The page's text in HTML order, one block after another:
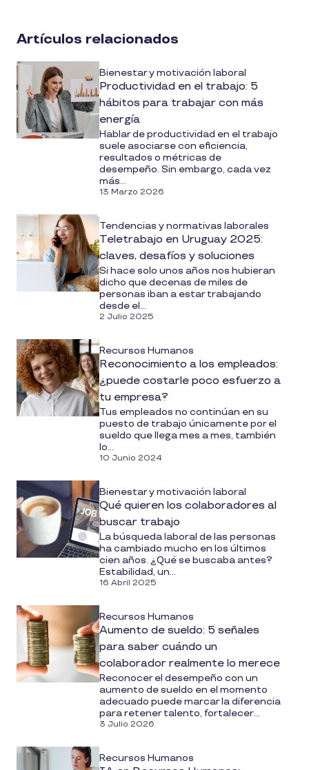
social
media
Artículos relacionados
Bienestar y motivación laboral
Productividad en el trabajo: 5
hábitos para trabajar con más
energía
Hablar de productividad en el trabajo
suele asociarse con eficiencia,
resultados o métricas de
desempeño. Sin embargo, cada vez
más...
13 Marzo 2026
Tendencias y normativas laborales
Teletrabajo en Uruguay 2025:
claves, desafíos y soluciones
Si hace solo unos años nos hubieran
dicho que decenas de miles de
personas iban a estar trabajando
desde el...
2 Julio 2025
Recursos Humanos
Reconocimiento a los empleados:
¿puede costarle poco esfuerzo a
tu empresa?
Tus empleados no continúan en su
puesto de trabajo únicamente por el
sueldo que llega mes a mes, también
lo...
10 Junio 2024
Bienestar y motivación laboral
Qué quieren los colaboradores al
buscar trabajo
La búsqueda laboral de las personas
ha cambiado mucho en los últimos
cien años. ¿Qué se buscaba antes?
Estabilidad, un...
16 Abril 2025
Recursos Humanos
Aumento de sueldo: 5 señales
para saber cuándo un
colaborador realmente lo merece
Reconocer el desempeño con un
aumento de sueldo en el momento
adecuado puede marcar la diferencia
para retener talento, fortalecer...
3 Julio 2026
Recursos Humanos